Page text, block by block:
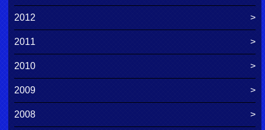
2012
2011
2010
2009
2008